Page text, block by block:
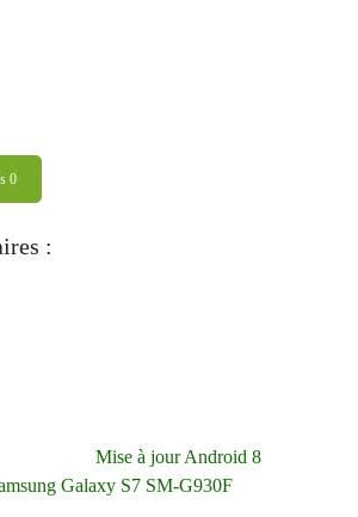
0
:
Mise à jour Android 8
Galaxy S7 SM-G930F